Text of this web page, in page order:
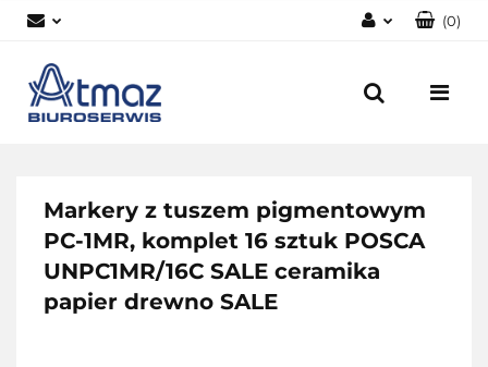
Zarejestruj się
(0)
Markery z tuszem pigmentowym
PC-1MR, komplet 16 sztuk POSCA
UNPC1MR/16C SALE ceramika
papier drewno SALE